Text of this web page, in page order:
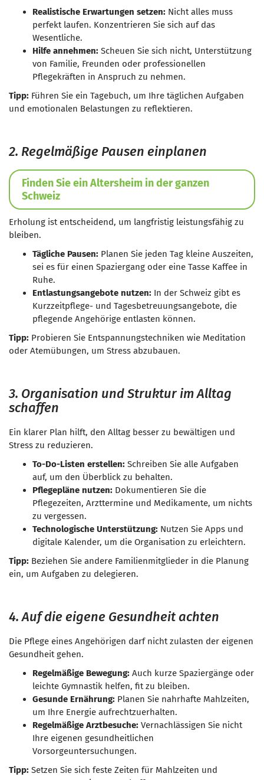
Realistische Erwartungen setzen: Nicht alles muss
perfekt laufen. Konzentrieren Sie sich auf das
Wesentliche.
Hilfe annehmen: Scheuen Sie sich nicht, Unterstützung
von Familie, Freunden oder professionellen
Pflegekräften in Anspruch zu nehmen.
Tipp: Führen Sie ein Tagebuch, um Ihre täglichen Aufgaben
und emotionalen Belastungen zu reflektieren.
2. Regelmäßige Pausen einplanen
Finden Sie ein Altersheim in der ganzen
Schweiz
Erholung ist entscheidend, um langfristig leistungsfähig zu
bleiben.
Tägliche Pausen: Planen Sie jeden Tag kleine Auszeiten,
sei es für einen Spaziergang oder eine Tasse Kaffee in
Ruhe.
Entlastungsangebote nutzen: In der Schweiz gibt es
Kurzzeitpflege- und Tagesbetreuungsangebote, die
pflegende Angehörige entlasten können.
Tipp: Probieren Sie Entspannungstechniken wie Meditation
oder Atemübungen, um Stress abzubauen.
3. Organisation und Struktur im Alltag
schaffen
Ein klarer Plan hilft, den Alltag besser zu bewältigen und
Stress zu reduzieren.
To-Do-Listen erstellen: Schreiben Sie alle Aufgaben
auf, um den Überblick zu behalten.
Pflegepläne nutzen: Dokumentieren Sie die
Pflegezeiten, Arzttermine und Medikamente, um nichts
zu vergessen.
Technologische Unterstützung: Nutzen Sie Apps und
digitale Kalender, um die Organisation zu erleichtern.
Tipp: Beziehen Sie andere Familienmitglieder in die Planung
ein, um Aufgaben zu delegieren.
4. Auf die eigene Gesundheit achten
Die Pflege eines Angehörigen darf nicht zulasten der eigenen
Gesundheit gehen.
Regelmäßige Bewegung: Auch kurze Spaziergänge oder
leichte Gymnastik helfen, fit zu bleiben.
Gesunde Ernährung: Planen Sie nahrhafte Mahlzeiten,
um Ihre Energie aufrechtzuerhalten.
Regelmäßige Arztbesuche: Vernachlässigen Sie nicht
Ihre eigenen gesundheitlichen
Vorsorgeuntersuchungen.
Tipp: Setzen Sie sich feste Zeiten für Mahlzeiten und